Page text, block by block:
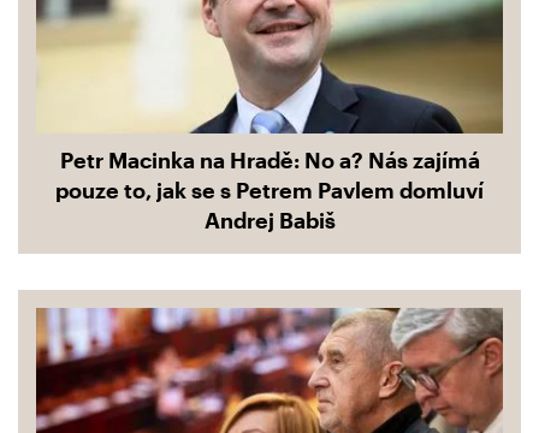
Petr Macinka na Hradě: No a? Nás zajímá
pouze to, jak se s Petrem Pavlem domluví
Andrej Babiš